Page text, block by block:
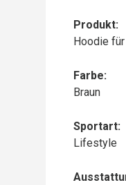
Produkt:
Hoodie
Farbe:
Braun
Sportart:
Lifestyle